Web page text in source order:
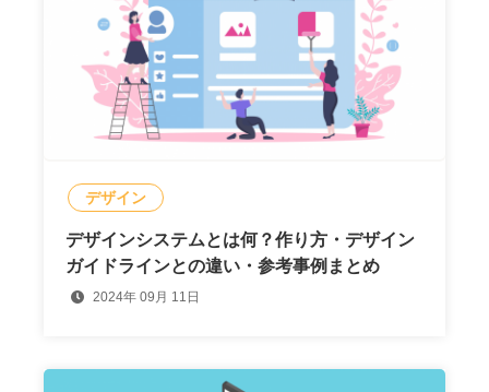
デザイン
デザインシステムとは何？作り方・デザイン
ガイドラインとの違い・参考事例まとめ
2024年 09月 11日